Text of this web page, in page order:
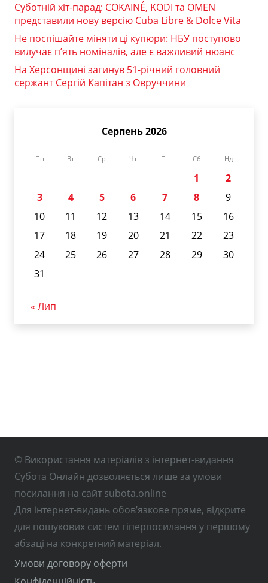
Суботній хіт-парад: COKAINÉ, KODI та OMEN
представили нову версію Cuba Libre & Dolce Vita
Не поспішайте міняти ці купюри: НБУ поступово
вилучає п’ять номіналів, але є важливий нюанс
На Херсонщині загинув 51-річний головний
сержант Сергій Капітан з Овруччини
Серпень 2026
Пн Вт Ср Чт Пт Сб Нд
1
2
3
4 5 6 7 8
9
10
11 12 13 14 15
16
17
18 19 20 21 22
23
24
25 26 27 28 29
30
31
« Лип
© Використання матеріалів з інтернет-видання
Субота Онлайн дозволяється лише за умови
посилання на сайт subota.online
Для інтернет-видань обов’язкове пряме, відкрите
для пошукових систем гіперпосилання у першому
абзаці на конкретний матеріал.
Умови договору оферти